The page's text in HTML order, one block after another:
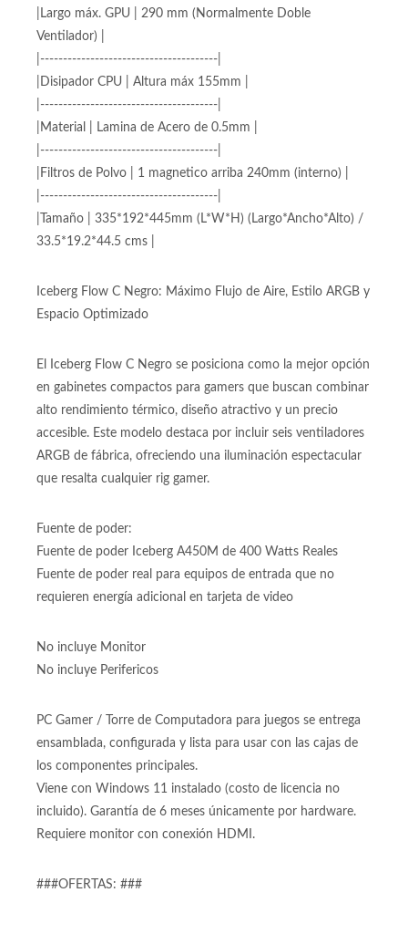
superior
1 x 120mm aRGB ventilador incluido atrás|
|---------------------------------------|
|Largo máx. GPU | 290 mm (Normalmente Doble
Ventilador) |
|---------------------------------------|
|Disipador CPU | Altura máx 155mm |
|---------------------------------------|
|Material | Lamina de Acero de 0.5mm |
|---------------------------------------|
|Filtros de Polvo | 1 magnetico arriba 240mm (interno) |
|Tamaño | 335*192*445mm (L*W*H) (Largo*Ancho*Alto) /
33.5*19.2*44.5 cms |
Iceberg Flow C Negro: Máximo Flujo de Aire, Estilo ARGB y
Espacio Optimizado
El Iceberg Flow C Negro se posiciona como la mejor opción
en gabinetes compactos para gamers que buscan combinar
alto rendimiento térmico, diseño atractivo y un precio
ARGB de fábrica, ofreciendo una iluminación espectacular
que resalta cualquier rig gamer.
Fuente de poder:
Fuente de poder real para equipos de entrada que no
requieren energía adicional en tarjeta de video
No incluye Monitor
No incluye Perifericos
PC Gamer / Torre de Computadora para juegos se entrega
ensamblada, configurada y lista para usar con las cajas de
los componentes principales.
incluido). Garantía de 6 meses únicamente por hardware.